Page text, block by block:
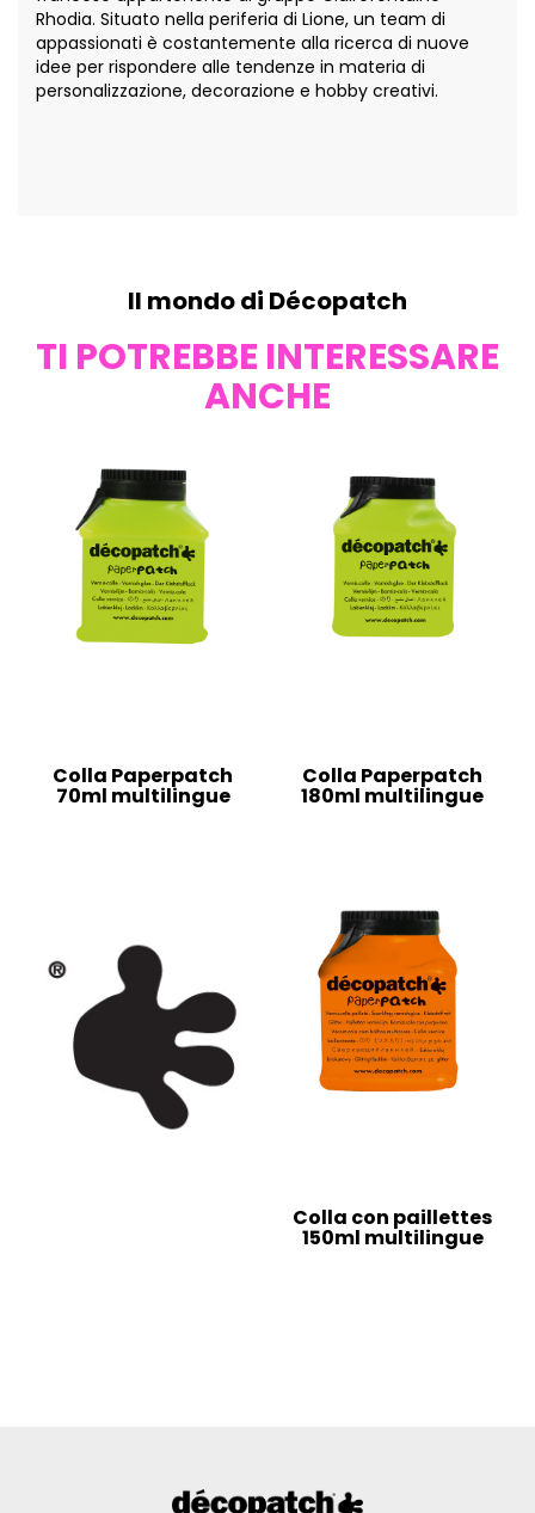
Rhodia. Situato nella periferia di Lione, un team di
appassionati è costantemente alla ricerca di nuove
idee per rispondere alle tendenze in materia di
personalizzazione, decorazione e hobby creativi.
Il mondo di Décopatch
TI POTREBBE INTERESSARE
ANCHE
Colla Paperpatch
70ml multilingue
Colla Paperpatch
180ml multilingue
Colla con paillettes
150ml multilingue